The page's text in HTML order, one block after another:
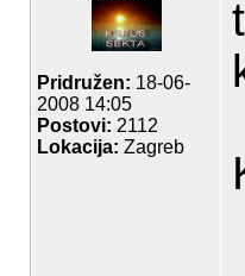
Pridružen: 18-06-
2008 14:05
Postovi: 2112
Lokacija: Zagreb